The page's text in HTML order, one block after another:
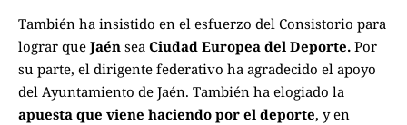
También ha insistido en el esfuerzo del Consistorio para
lograr que Jaén sea Ciudad Europea del Deporte. Por
su parte, el dirigente federativo ha agradecido el apoyo
del Ayuntamiento de Jaén. También ha elogiado la
apuesta que viene haciendo por el deporte, y en